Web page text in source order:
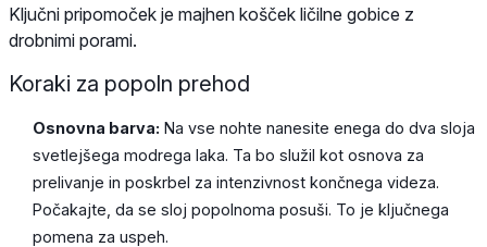
Ključni pripomoček je majhen košček ličilne gobice z
drobnimi porami.
Koraki za popoln prehod
Osnovna barva: Na vse nohte nanesite enega do dva sloja
svetlejšega modrega laka. Ta bo služil kot osnova za
prelivanje in poskrbel za intenzivnost končnega videza.
Počakajte, da se sloj popolnoma posuši. To je ključnega
pomena za uspeh.